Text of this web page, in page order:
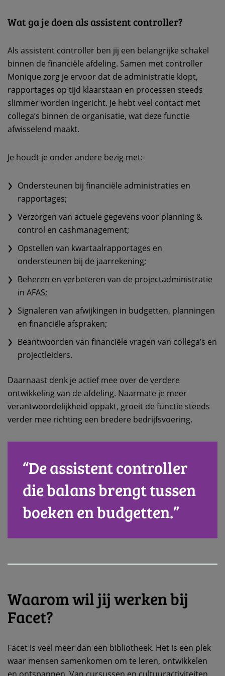
“De assistent controller
die balans brengt tussen
boeken en budgetten.”
Wat ga je doen als assistent controller?
Als assistent controller ben jij een belangrijke schakel
binnen de financiële afdeling. Samen met controller
Monique zorg je ervoor dat de administratie klopt,
rapportages op tijd klaarstaan en processen steeds
slimmer worden ingericht. Je hebt veel contact met
collega’s binnen de organisatie, wat deze functie
afwisselend maakt.
Je houdt je onder andere bezig met:
Ondersteunen bij financiële administraties en
rapportages;
Verzorgen van actuele gegevens voor planning &
control en cashmanagement;
Opstellen van kwartaalrapportages en
ondersteunen bij de jaarrekening;
Beheren en verbeteren van de projectadministratie
in AFAS;
Signaleren van afwijkingen in budgetten, planningen
en financiële afspraken;
Beantwoorden van financiële vragen van collega’s en
projectleiders.
Daarnaast denk je actief mee over de verdere
ontwikkeling van de afdeling. Naarmate je meer
verantwoordelijkheid oppakt, groeit de functie steeds
verder mee richting een bredere bedrijfsvoering.
Waarom wil jij werken bij
Facet?
Facet is veel meer dan een bibliotheek. Het is een plek
waar mensen samenkomen om te leren, ontwikkelen
en ontspannen. Van cursussen en cultuuractiviteiten